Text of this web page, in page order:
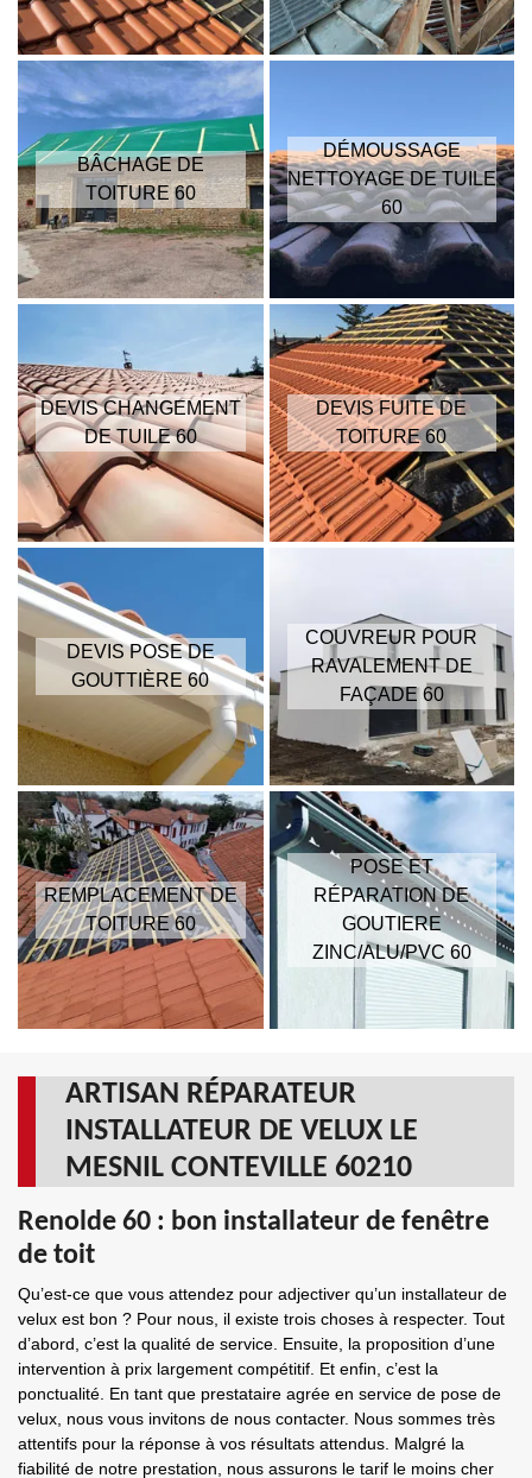
BÂCHAGE DE
TOITURE 60
DÉMOUSSAGE
NETTOYAGE DE TUILE
60
DEVIS CHANGEMENT
DE TUILE 60
DEVIS FUITE DE
TOITURE 60
DEVIS POSE DE
GOUTTIÈRE 60
COUVREUR POUR
RAVALEMENT DE
FAÇADE 60
REMPLACEMENT DE
TOITURE 60
POSE ET
RÉPARATION DE
GOUTIERE
ZINC/ALU/PVC 60
ARTISAN RÉPARATEUR
INSTALLATEUR DE VELUX LE
MESNIL CONTEVILLE 60210
Renolde 60 : bon installateur de fenêtre
de toit
Qu’est-ce que vous attendez pour adjectiver qu’un installateur de
velux est bon ? Pour nous, il existe trois choses à respecter. Tout
d’abord, c’est la qualité de service. Ensuite, la proposition d’une
intervention à prix largement compétitif. Et enfin, c’est la
ponctualité. En tant que prestataire agrée en service de pose de
velux, nous vous invitons de nous contacter. Nous sommes très
attentifs pour la réponse à vos résultats attendus. Malgré la
fiabilité de notre prestation, nous assurons le tarif le moins cher